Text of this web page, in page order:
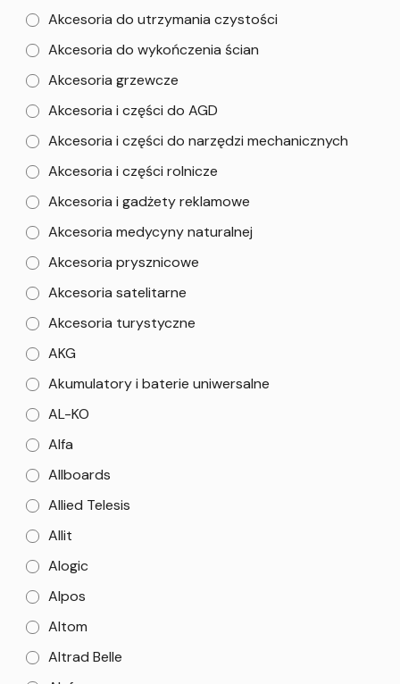
Akcesoria do utrzymania czystości
Akcesoria do wykończenia ścian
Akcesoria grzewcze
Akcesoria i części do AGD
Akcesoria i części do narzędzi mechanicznych
Akcesoria i części rolnicze
Akcesoria i gadżety reklamowe
Akcesoria medycyny naturalnej
Akcesoria prysznicowe
Akcesoria satelitarne
Akcesoria turystyczne
AKG
Akumulatory i baterie uniwersalne
AL-KO
Alfa
Allboards
Allied Telesis
Allit
Alogic
Alpos
Altom
Altrad Belle